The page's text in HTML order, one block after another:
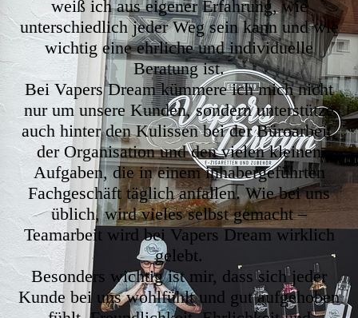
weiß ich aus eigener Erfahrung, wie
unterschiedlich jeder Weg sein kann und wie
wichtig eine ehrliche und individuelle
Beratung ist.
Bei Vapers Dream kümmere ich mich nicht
nur um unsere Kunden, sondern unterstütze
auch hinter den Kulissen bei der Büroarbeit,
der Organisation und den vielen kleinen
Aufgaben, die in einem inhabergeführten
Fachgeschäft täglich anfallen. Wie bei uns
üblich, wird vieles selbst gemacht –
Teamarbeit wird bei Vapers Dream wirklich
gelebt.
Besonders wichtig ist mir, dass sich jeder
Kunde bei uns wohlfühlt und gut aufgehoben